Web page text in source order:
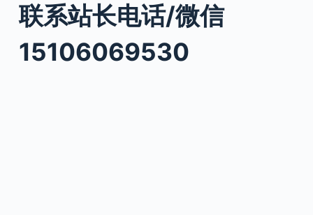
联系站长电话/微信
15106069530